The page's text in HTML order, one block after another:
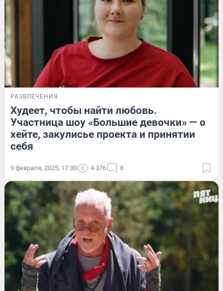
РАЗВЛЕЧЕНИЯ
Худеет, чтобы найти любовь.
Участница шоу «Большие девочки» — о
хейте, закулисье проекта и принятии
себя
9 февраля, 2025, 17:30 4 376 8